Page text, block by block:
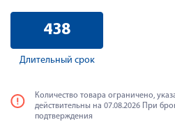
438
Длительный срок
Количество товара ограничено,
действительны на 07.08.2026 При
подтверждения